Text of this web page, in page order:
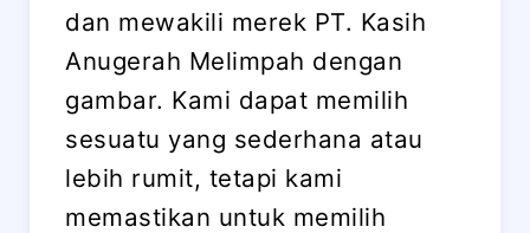
dan mewakili merek PT. Kasih
Anugerah Melimpah dengan
gambar. Kami dapat memilih
sesuatu yang sederhana atau
lebih rumit, tetapi kami
memastikan untuk memilih